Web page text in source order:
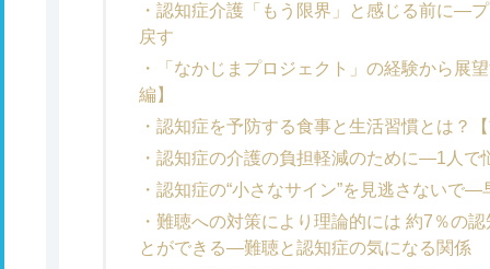
認知症介護「もう限界」と感じる前に―
戻す
「なかじまプロジェクト」の経験から展
編】
認知症を予防する食事と生活習慣とは？
認知症の介護の負担軽減のために―1人で
認知症の“小さなサイン”を見逃さないで―
難聴への対策により理論的には 約7％の
とができる―難聴と認知症の気になる関係